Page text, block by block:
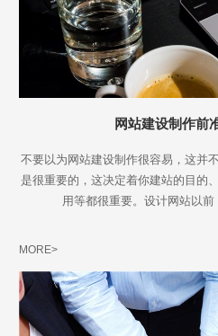
网站建设制作前
不要以为网站建设制作很容易，这并
是很重要的，这决定着你建站的目的
用等都很重要。设计网站以前
MORE>